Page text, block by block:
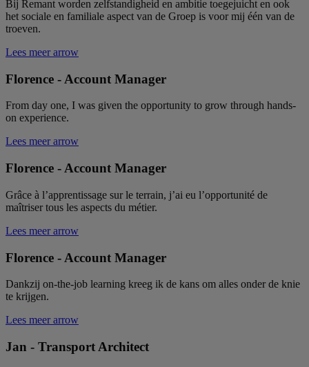
Bij Remant worden zelfstandigheid en ambitie toegejuicht en ook
het sociale en familiale aspect van de Groep is voor mij één van de
troeven.
Lees meer arrow
Florence - Account Manager
From day one, I was given the opportunity to grow through hands-
on experience.
Lees meer arrow
Florence - Account Manager
Grâce à l’apprentissage sur le terrain, j’ai eu l’opportunité de
maîtriser tous les aspects du métier.
Lees meer arrow
Florence - Account Manager
Dankzij on-the-job learning kreeg ik de kans om alles onder de knie
te krijgen.
Lees meer arrow
Jan - Transport Architect